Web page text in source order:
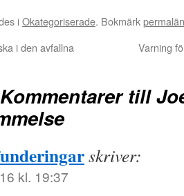
iOkategoriserade. Bokmärk
i den avfallna
Varning
Kommentarer till
skriver:
kl. 19:37